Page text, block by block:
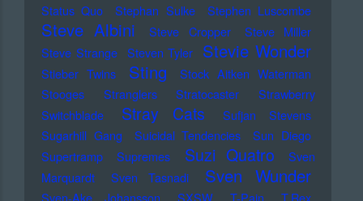
Status Quo
Stephan Sulke Stephen Luscombe
Steve Albini Steve Cropper
Steve Miller
Steve Strange Steven Tyler Stevie Wonder
Stieber Twins Sting
Stock Aitken Waterman
Stooges
Stranglers Stratocaster
Strawberry
Switchblade
Stray Cats
Sufjan Stevens
Sugarhill Gang
Suicidal Tendencies
Sun Diego
Supertramp
Supremes Suzi Quatro
Sven
Marquardt
Sven Tasnadi Sven Wunder